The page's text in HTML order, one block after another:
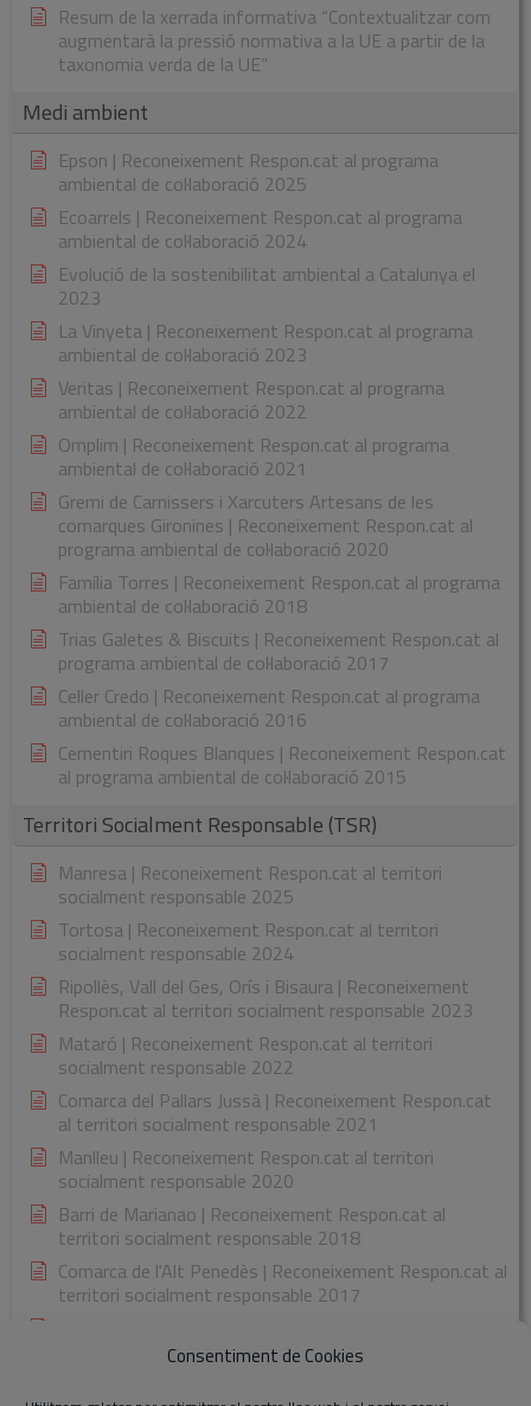
Consentiment de Cookies
Resum de la xerrada informativa “Contextualitzar com
augmentarà la pressió normativa a la UE a partir de la
taxonomia verda de la UE”
Medi ambient
Epson | Reconeixement Respon.cat al programa
ambiental de col·laboració 2025
Ecoarrels | Reconeixement Respon.cat al programa
ambiental de col·laboració 2024
Evolució de la sostenibilitat ambiental a Catalunya el
2023
La Vinyeta | Reconeixement Respon.cat al programa
ambiental de col·laboració 2023
Veritas | Reconeixement Respon.cat al programa
ambiental de col·laboració 2022
Omplim | Reconeixement Respon.cat al programa
ambiental de col·laboració 2021
Gremi de Carnissers i Xarcuters Artesans de les
comarques Gironines | Reconeixement Respon.cat al
programa ambiental de col·laboració 2020
Família Torres | Reconeixement Respon.cat al programa
ambiental de col·laboració 2018
Trias Galetes & Biscuits | Reconeixement Respon.cat al
programa ambiental de col·laboració 2017
Celler Credo | Reconeixement Respon.cat al programa
ambiental de col·laboració 2016
Cementiri Roques Blanques | Reconeixement Respon.cat
al programa ambiental de col·laboració 2015
Territori Socialment Responsable (TSR)
Manresa | Reconeixement Respon.cat al territori
socialment responsable 2025
Tortosa | Reconeixement Respon.cat al territori
socialment responsable 2024
Ripollès, Vall del Ges, Orís i Bisaura | Reconeixement
Respon.cat al territori socialment responsable 2023
Mataró | Reconeixement Respon.cat al territori
socialment responsable 2022
Comarca del Pallars Jussà | Reconeixement Respon.cat
al territori socialment responsable 2021
Manlleu | Reconeixement Respon.cat al territori
socialment responsable 2020
Barri de Marianao | Reconeixement Respon.cat al
territori socialment responsable 2018
Comarca de l'Alt Penedès | Reconeixement Respon.cat al
territori socialment responsable 2017
territori socialment responsable 2015